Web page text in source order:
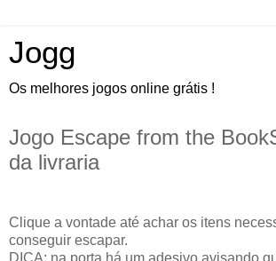
Jogg
Os melhores jogos online grátis !
Jogo Escape from the
da livraria
Clique a vontade até achar os itens
conseguir escapar.
DICA: na porta há um adesivo avisando